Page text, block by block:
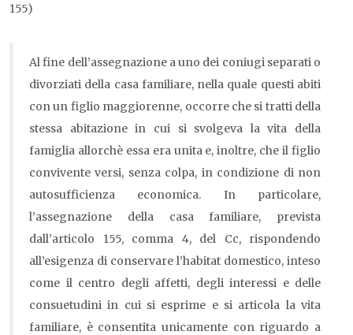
155)
Al fine dell’assegnazione a uno dei coniugi separati o
divorziati della casa familiare, nella quale questi abiti
con un figlio maggiorenne, occorre che si tratti della
stessa abitazione in cui si svolgeva la vita della
famiglia allorchè essa era unita e, inoltre, che il figlio
convivente versi, senza colpa, in condizione di non
autosufficienza economica. In particolare,
l’assegnazione della casa familiare, prevista
dall’articolo 155, comma 4, del Cc, rispondendo
all’esigenza di conservare l’habitat domestico, inteso
come il centro degli affetti, degli interessi e delle
consuetudini in cui si esprime e si articola la vita
familiare, è consentita unicamente con riguardo a